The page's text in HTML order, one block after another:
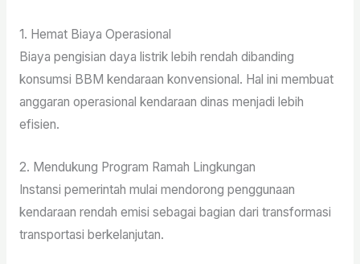
1. Hemat Biaya Operasional
Biaya pengisian daya listrik lebih rendah dibanding
konsumsi BBM kendaraan konvensional. Hal ini membuat
anggaran operasional kendaraan dinas menjadi lebih
efisien.
2. Mendukung Program Ramah Lingkungan
Instansi pemerintah mulai mendorong penggunaan
kendaraan rendah emisi sebagai bagian dari transformasi
transportasi berkelanjutan.